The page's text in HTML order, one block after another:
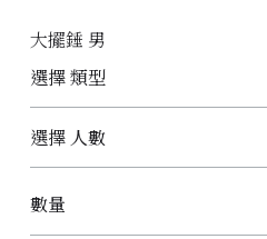
大擺錘 男
選擇 類型
選擇 人數
數量